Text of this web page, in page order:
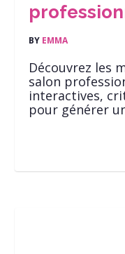
BY EMMA
Découvrez les
salon
interactives,
pour générer